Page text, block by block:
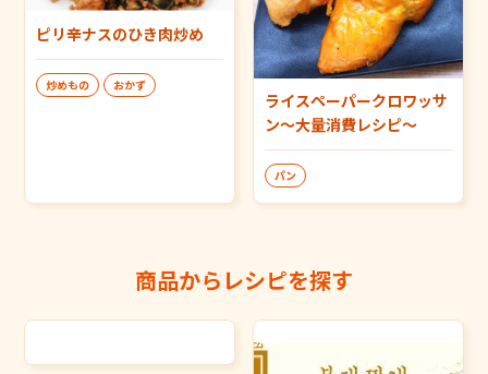
ピリ辛ナスのひき肉炒め
炒めもの おかず
ライスペーパークロワッサ
ン～大量消費レシピ～
パン
商品からレシピを探す